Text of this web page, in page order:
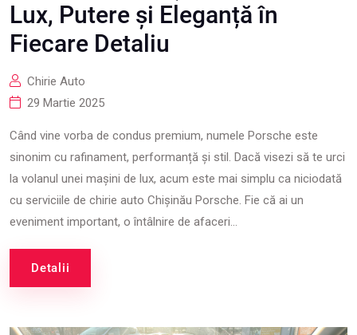
Lux, Putere și Eleganță în
Fiecare Detaliu
Chirie Auto
29 Martie 2025
Când vine vorba de condus premium, numele Porsche este
sinonim cu rafinament, performanță și stil. Dacă visezi să te urci
la volanul unei mașini de lux, acum este mai simplu ca niciodată
cu serviciile de chirie auto Chișinău Porsche. Fie că ai un
eveniment important, o întâlnire de afaceri...
Detalii